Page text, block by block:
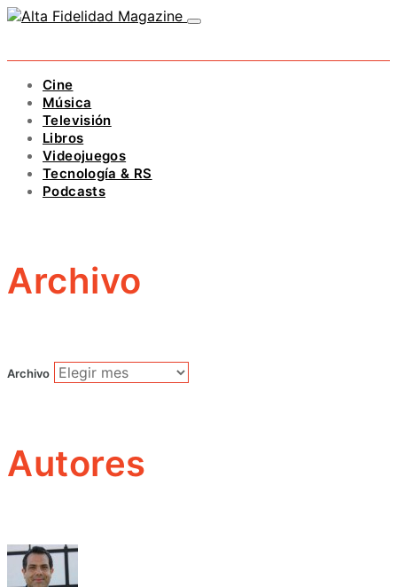
Cine
Música
Televisión
Libros
Videojuegos
Tecnología & RS
Podcasts
Archivo
Archivo
Autores